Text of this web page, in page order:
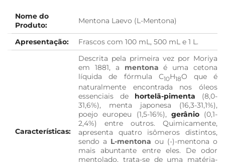
Nome do
Produto:
Mentona Laevo (L-Mentona)
Apresentação: Frascos com 100 mL, 500 mL e 1 L.
Características:
Descrita pela primeira vez por Moriya
em 1881, a mentona é uma cetona
líquida de fórmula C10H18O que é
naturalmente encontrada nos óleos
essenciais de hortelã-pimenta (8,0-
31,6%), menta japonesa (16,3-31,1%),
poejo europeu (1,5-16%), gerânio(0,1-
2,4%) entre outros. Quimicamente,
apresenta quatro isômeros distintos,
sendo a L-mentona ou (-)-mentona o
mais abuntante entre eles. De odor
mentolado, trata-se de uma matéria-